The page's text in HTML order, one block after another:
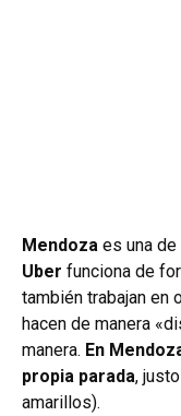
Mendoza es una
Uber funciona de
también trabajan en
hacen de manera
manera. En
propia parada,
amarillos).